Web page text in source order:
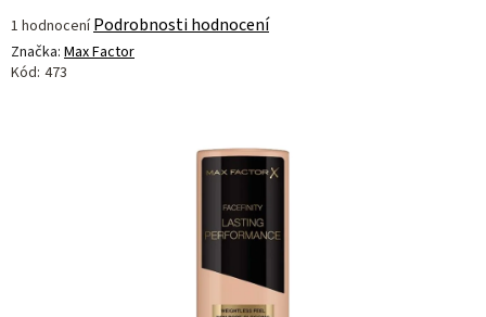
Průměrné
hodnocení
produktu
1 hodnocení Podrobnosti hodnocení
Značka: Max Factor
Kód: 473